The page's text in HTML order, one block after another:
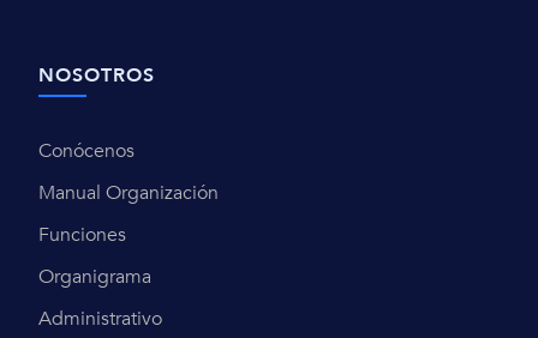
NOSOTROS
Conócenos
Manual Organización
Funciones
Organigrama
Administrativo